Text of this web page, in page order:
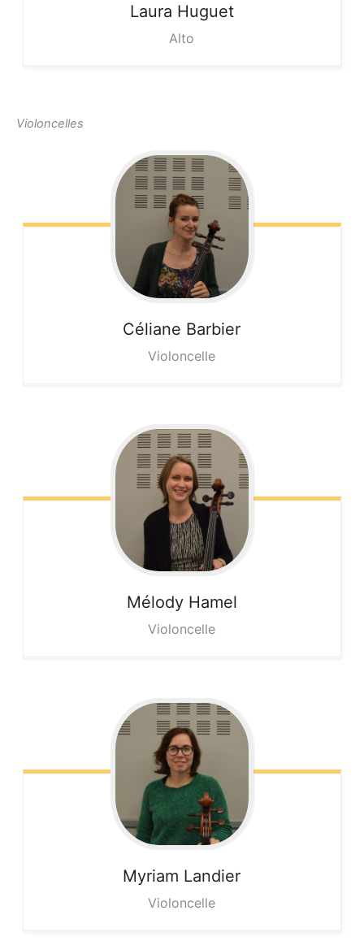
Laura Huguet
Alto
Violoncelles
Céliane Barbier
Violoncelle
Mélody Hamel
Violoncelle
Myriam Landier
Violoncelle